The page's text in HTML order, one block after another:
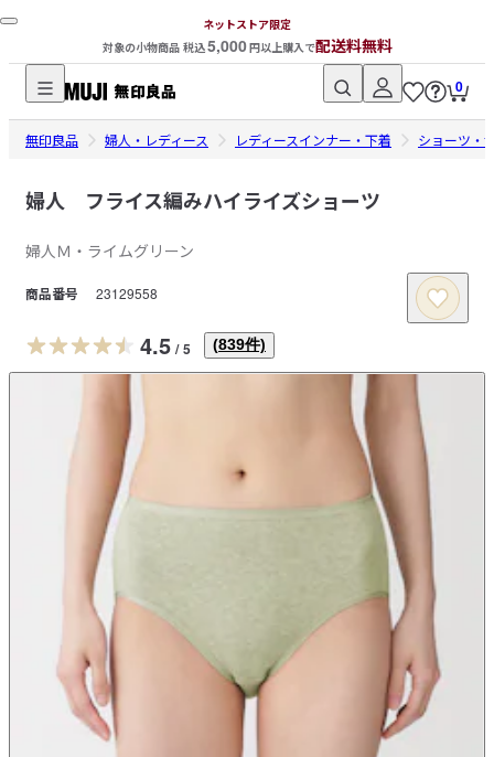
ネットストア限定
対象の小物商品 税込5,000円以上購入で配送料無料
無
印
ッ
ス
ト
0
無印良品 婦人・レディース レディースインナー・下着 ショーツ・
婦人 フライス編みハイライズショーツ
婦人Ｍ・ライムグリーン
商品番号 23129558
4.5 / 5 (839件)